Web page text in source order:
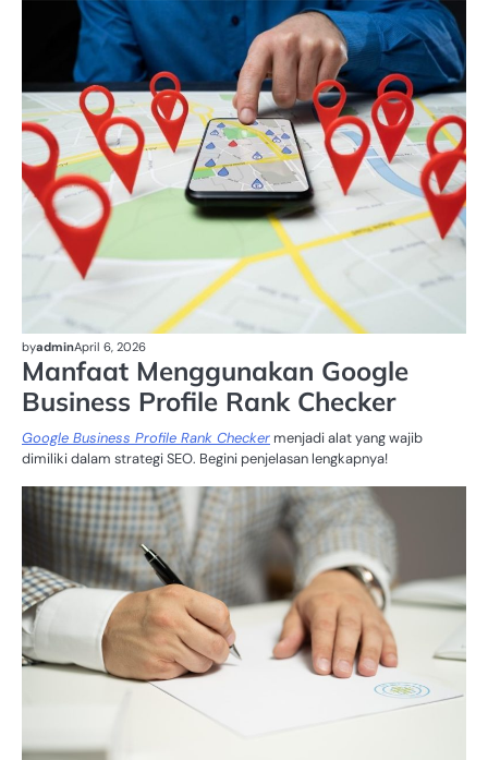
byadminApril 6, 2026
Manfaat Menggunakan Google
Business Profile Rank Checker
Google Business Profile Rank Checker menjadi alat yang wajib
dimiliki dalam strategi SEO. Begini penjelasan lengkapnya!